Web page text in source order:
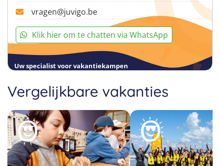
vragen@juvigo.be
Klik hier om te chatten via WhatsApp
Uw specialist voor vakantiekampen
Vergelijkbare vakanties